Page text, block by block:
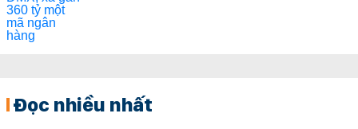
Đọc nhiều nhất